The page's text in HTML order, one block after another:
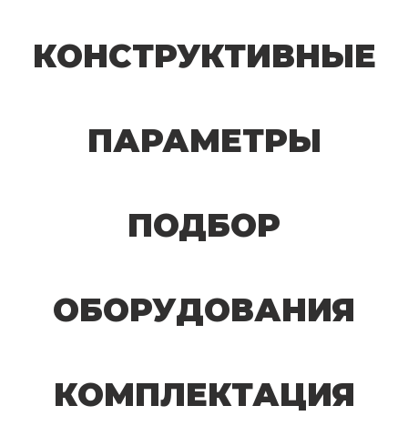
КОНСТРУКТИВНЫЕ
ПАРАМЕТРЫ
ПОДБОР
ОБОРУДОВАНИЯ
КОМПЛЕКТАЦИЯ